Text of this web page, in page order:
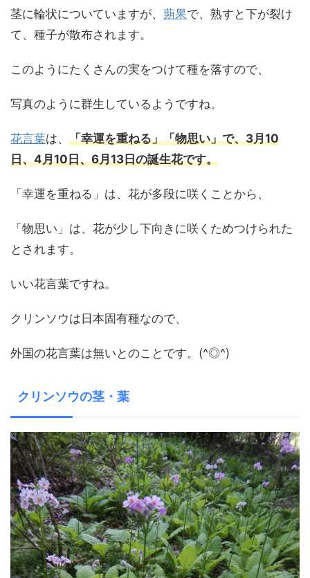
茎に輪状についていますが、 蒴果で、熟すと下が裂け
て、種子が散布されます。
このようにたくさんの実をつけて種を落すので、
写真のように群生しているようですね。
花言葉は、 「幸運を重ねる」「物思い」で、3月10
日、4月10日、6月13日の誕生花です。
「幸運を重ねる」は、花が多段に咲くことから、
「物思い」は、花が少し下向きに咲くためつけられた
とされます。
いい花言葉ですね。
クリンソウは日本固有種なので、
外国の花言葉は無いとのことです。(^◎^)
クリンソウの茎・葉